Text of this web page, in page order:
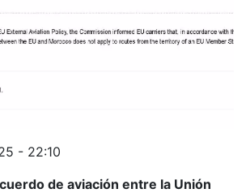
- 22:10
de aviación entre la Unión